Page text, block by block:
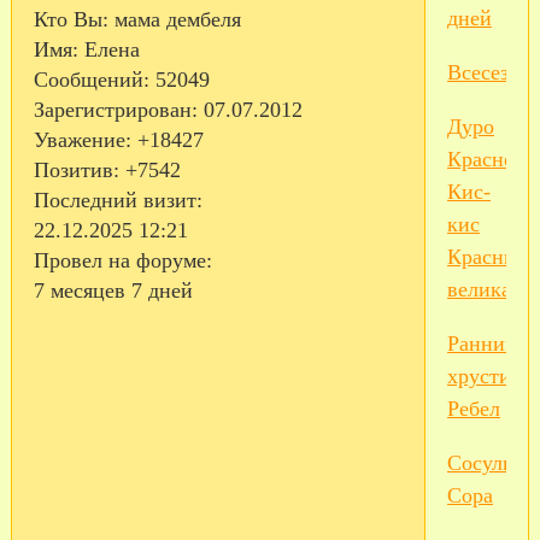
Кто Вы: мама дембеля
Имя: Елена
Сообщений: 52049
Зарегистрирован: 07.07.2012
Уважение: +18427
Позитив: +7542
Последний визит:
22.12.2025 12:21
Провел на форуме:
7 месяцев 7 дней
дней
Дуро
Кис-
кис
Красный
великан
Ранний
хрустик
Ребел
Сосулька
Сора